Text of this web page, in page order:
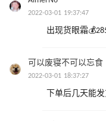
2022-03-01 19:37:47
出现货眼霜
可以废寝不可以忘食
2022-03-01 18:37:27
下单后几天能